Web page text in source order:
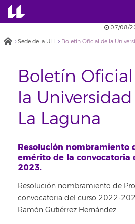
07/08/
Sede de la ULL Boletín Oficial de la
Boletín
la
La Laguna
Resolución nombramiento
emérito de la convocatoria
2023.
Resolución nombramiento de
convocatoria del curso 2022-
Ramón Gutiérrez Hernández.